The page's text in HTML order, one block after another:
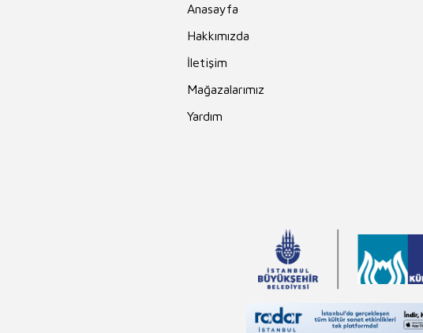
Anasayfa
Hakkımızda
İletişim
Mağazalarımız
Yardım